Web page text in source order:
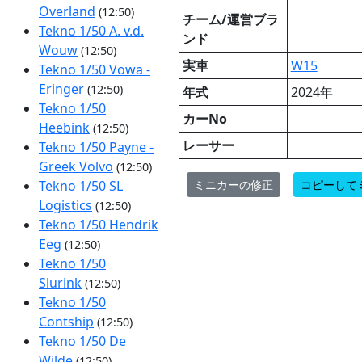
Overland (12:50)
Tekno 1/50 A. v.d.
Wouw (12:50)
Tekno 1/50 Vowa -
Eringer (12:50)
Tekno 1/50
Heebink (12:50)
Tekno 1/50 Payne -
Greek Volvo (12:50)
Tekno 1/50 SL
Logistics (12:50)
Tekno 1/50 Hendrik
Eeg (12:50)
Tekno 1/50
Slurink (12:50)
Tekno 1/50
Contship (12:50)
Tekno 1/50 De
チーム/運営ブラ
ンド
実車
W15
年式
2024年
カーNo
レーサー
ミニカーの修正 コピーして